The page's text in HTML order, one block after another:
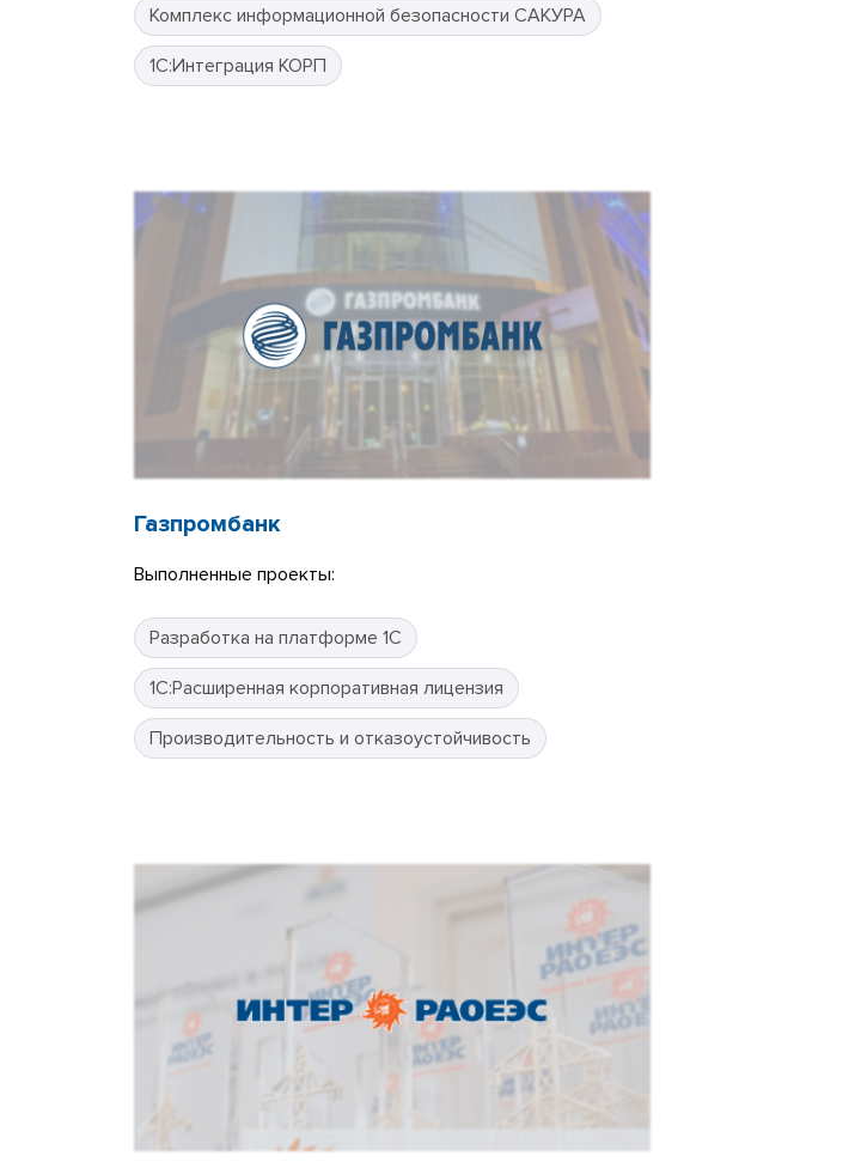
Комплекс информационной безопасности САКУРА
1С:Интеграция КОРП
Газпромбанк
Выполненные проекты:
Разработка на платформе 1С
1С:Расширенная корпоративная лицензия
Производительность и отказоустойчивость